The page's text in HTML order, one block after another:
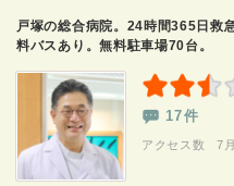
戸塚の総合病院。24時間365日救
料バスあり。無料駐車場70台。
17件
アクセス数 7